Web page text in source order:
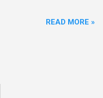
READ MORE »